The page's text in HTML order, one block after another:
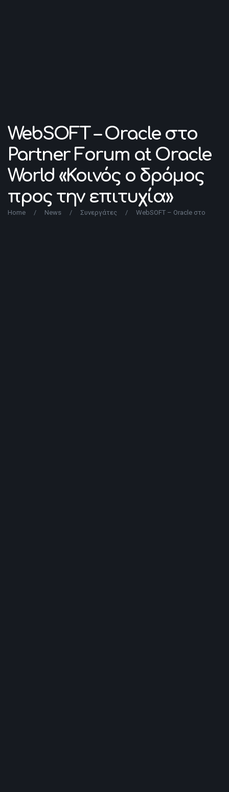
WebSOFT – Oracle στο
Partner Forum at Oracle
World «Κοινός ο δρόμος
προς την επιτυχία»
Home / News / Συνεργάτες / WebSOFT – Oracle στο